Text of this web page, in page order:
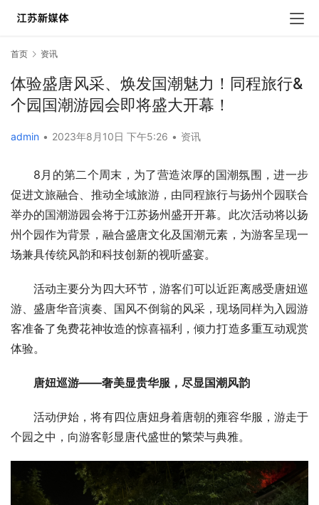
首页 资讯
体验盛唐风采、焕发国潮魅力！同程旅行&
个园国潮游园会即将盛大开幕！
admin • 2023年8月10日 下午5:26 • 资讯
8月的第二个周末，为了营造浓厚的国潮氛围，进一步
促进文旅融合、推动全域旅游，由同程旅行与扬州个园联合
举办的国潮游园会将于江苏扬州盛开开幕。此次活动将以扬
州个园作为背景，融合盛唐文化及国潮元素，为游客呈现一
场兼具传统风韵和科技创新的视听盛宴。
活动主要分为四大环节，游客们可以近距离感受唐妞巡
游、盛唐华音演奏、国风不倒翁的风采，现场同样为入园游
客准备了免费花神妆造的惊喜福利，倾力打造多重互动观赏
体验。
唐妞巡游——奢美显贵华服，尽显国潮风韵
活动伊始，将有四位唐妞身着唐朝的雍容华服，游走于
个园之中，向游客彰显唐代盛世的繁荣与典雅。